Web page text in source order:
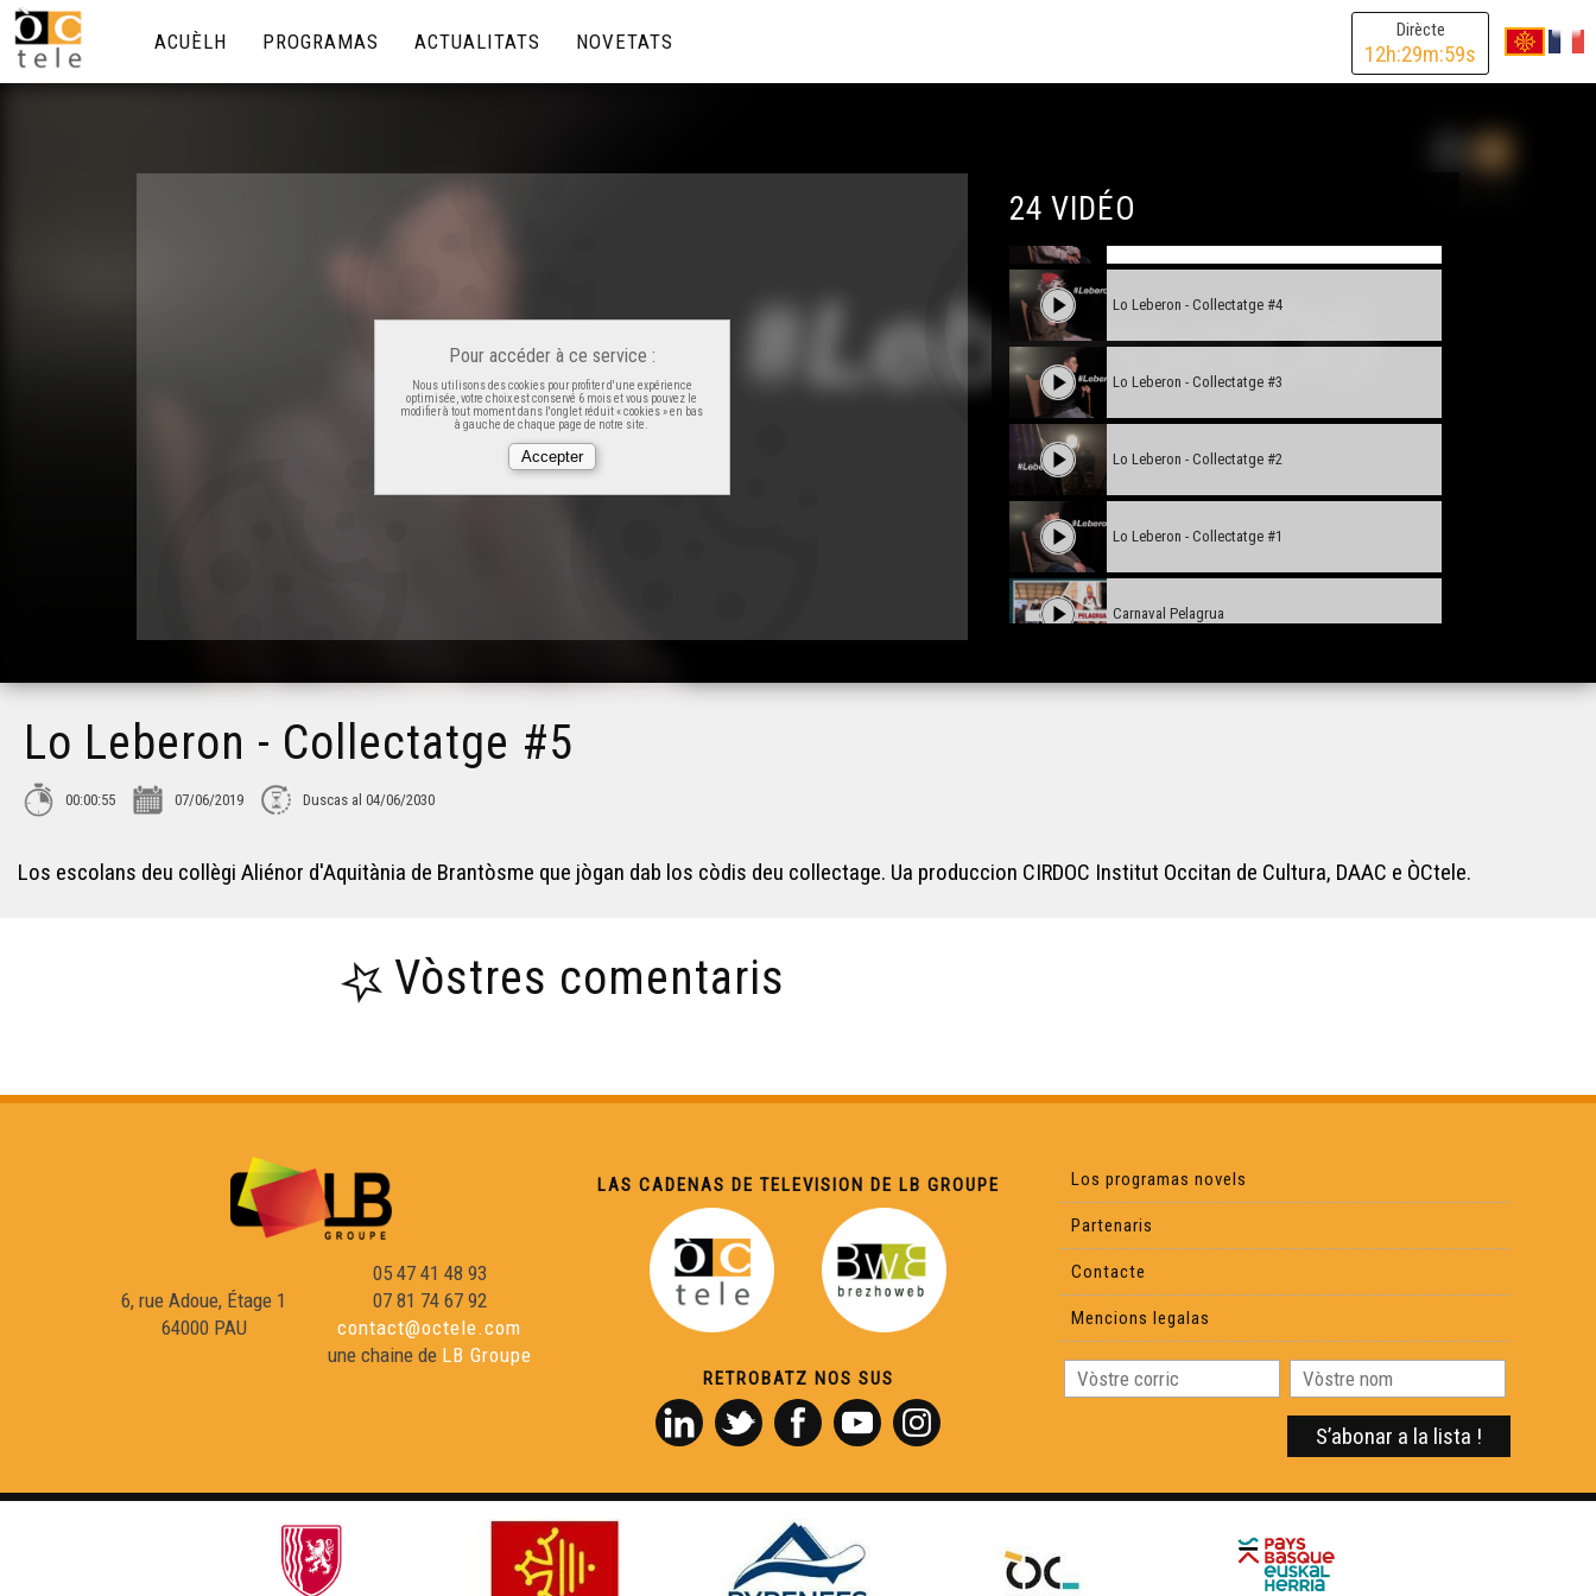
Dirècte
12h:29m:59s
ACUÈLH PROGRAMAS ACTUALITATS NOVETATS
Pour accéder à ce service :
Nous utilisons des cookies pour profiter d'une expérience
optimisée, votre choix est conservé 6 mois et vous pouvez le
modifier à tout moment dans l'onglet réduit « cookies » en bas
à gauche de chaque page de notre site.
24 VIDÉO
Dens las colissas d'ua corsa landesa - VOSTFR
Lo Leberon - Collectatge #4
Lo Leberon - Collectatge #3
Lo Leberon - Collectatge #2
Lo Leberon - Collectatge #1
Carnaval Pelagrua
Lo bastit landés
Viatge au Friol - Collègi de Samatan
Occitan 2.0 - Télé Buissonière
Cercaires - Télé Buissonnière
Reportatge Servici Civic - Susie Rey
Lo Leberon - Collectatge #5
00:00:55 07/06/2019 Duscas al 04/06/2030
Los escolans deu collègi Aliénor d'Aquitània de Brantòsme que jògan dab los còdis deu collectage. Ua produccion CIRDOC Institut Occitan de Cultura, DAAC e ÒCtele.
Vòstres comentaris
6, rue Adoue, Étage 1
64000 PAU
05 47 41 48 93
07 81 74 67 92
contact@octele.com
une chaine de LB Groupe
LAS CADENAS DE TELEVISION DE LB GROUPE
RETROBATZ NOS SUS
Los programas novels
Partenaris
Contacte
Mencions legalas